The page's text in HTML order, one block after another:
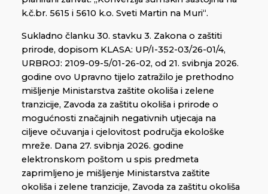
k.č.br. 5615 i 5610 k.o. Sveti Martin na Muri“.
Sukladno članku 30. stavku 3. Zakona o zaštiti
prirode, dopisom KLASA: UP/I-352-03/26-01/4,
URBROJ: 2109-09-5/01-26-02, od 21. svibnja 2026.
godine ovo Upravno tijelo zatražilo je prethodno
mišljenje Ministarstva zaštite okoliša i zelene
tranzicije, Zavoda za zaštitu okoliša i prirode o
mogućnosti značajnih negativnih utjecaja na
ciljeve očuvanja i cjelovitost područja ekološke
mreže. Dana 27. svibnja 2026. godine
elektronskom poštom u spis predmeta
zaprimljeno je mišljenje Ministarstva zaštite
okoliša i zelene tranzicije, Zavoda za zaštitu okoliša